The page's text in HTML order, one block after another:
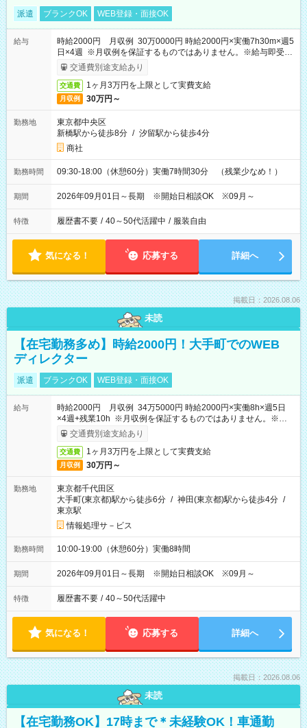
派遣 ブランクOK WEB登録・面接OK
給与
時給2000円 月収例 30万0000円 時給2000円×実働7h30m×週5
日×4週 ※月収例を保証するものではありません。※給与即受取
りサービス利用可（利用条件有）
交通費別途支給あり
交通費 1ヶ月3万円を上限として実費支給
月収例 30万円～
勤務地
東京都中央区
新橋駅から徒歩8分 / 汐留駅から徒歩4分
商社
勤務時間 09:30-18:00（休憩60分）実働7時間30分 （残業少なめ！）
期間 2026年09月01日～長期 ※開始日相談OK ※09月～
特徴 履歴書不要 / 40～50代活躍中 / 服装自由
気になる！ 応募する 詳細へ
掲載日：2026.08.06
未読
【在宅勤務多め】時給2000円！大手町でのWEB
ディレクター
派遣 ブランクOK WEB登録・面接OK
給与
時給2000円 月収例 34万5000円 時給2000円×実働8h×週5日
×4週+残業10h ※月収例を保証するものではありません。※給与
即受取りサービス利用可（利用条件有）
交通費別途支給あり
交通費 1ヶ月3万円を上限として実費支給
月収例 30万円～
勤務地
東京都千代田区
大手町(東京都)駅から徒歩6分 / 神田(東京都)駅から徒歩4分 /
東京駅
情報処理サ－ビス
勤務時間 10:00-19:00（休憩60分）実働8時間
期間 2026年09月01日～長期 ※開始日相談OK ※09月～
特徴 履歴書不要 / 40～50代活躍中
気になる！ 応募する 詳細へ
掲載日：2026.08.06
未読
【在宅勤務OK】17時まで＊未経験OK！車通勤